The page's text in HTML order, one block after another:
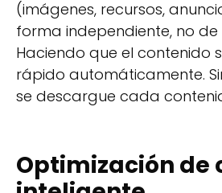
(imágenes, recursos,
forma independiente, no de
Haciendo que el contenido
rápido automáticamente.
se descargue cada
Optimización de